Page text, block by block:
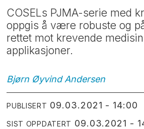
COSELs PJMA-serie med
oppgis å være robuste og
rettet mot krevende
applikasjoner.
Bjørn Øyvind Andersen
PUBLISERT 09.03.2021 - 14:00
SIST OPPDATERT 09.03.2021 -